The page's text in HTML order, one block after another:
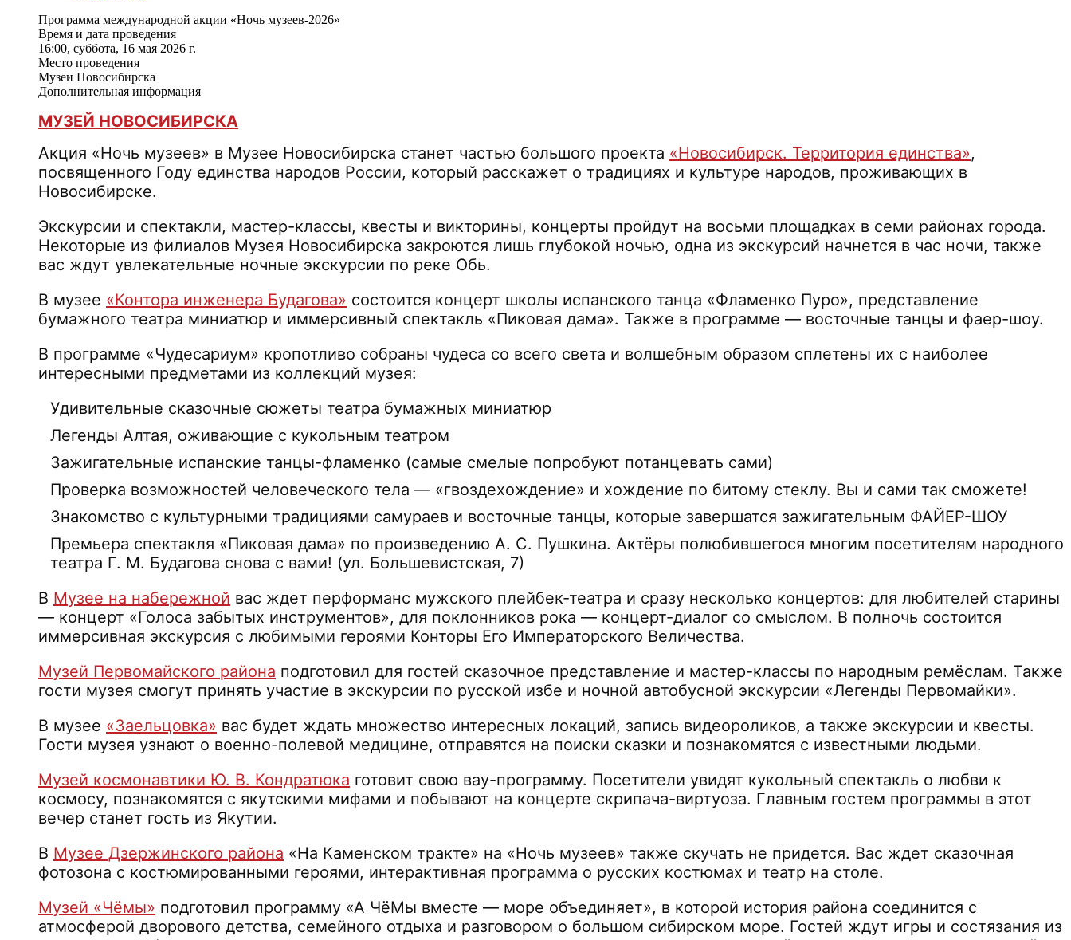
Программа международной акции «Ночь музеев-2026»
Время и дата проведения
16:00, суббота, 16 мая 2026 г.
Место проведения
Музеи Новосибирска
Дополнительная информация
МУЗЕЙ НОВОСИБИРСКА
Акция «Ночь музеев» в Музее Новосибирска станет частью большого проекта «Новосибирск. Территория единства»,
посвященного Году единства народов России, который расскажет о традициях и культуре народов, проживающих в
Новосибирске.
Экскурсии и спектакли, мастер-классы, квесты и викторины, концерты пройдут на восьми площадках в семи районах города.
Некоторые из филиалов Музея Новосибирска закроются лишь глубокой ночью, одна из экскурсий начнется в час ночи, также
вас ждут увлекательные ночные экскурсии по реке Обь.
В музее «Контора инженера Будагова» состоится концерт школы испанского танца «Фламенко Пуро», представление
бумажного театра миниатюр и иммерсивный спектакль «Пиковая дама». Также в программе — восточные танцы и фаер-шоу.
В программе «Чудесариум» кропотливо собраны чудеса со всего света и волшебным образом сплетены их с наиболее
интересными предметами из коллекций музея:
Удивительные сказочные сюжеты театра бумажных миниатюр
Легенды Алтая, оживающие с кукольным театром
Зажигательные испанские танцы-фламенко (самые смелые попробуют потанцевать сами)
Проверка возможностей человеческого тела — «гвоздехождение» и хождение по битому стеклу. Вы и сами так сможете!
Знакомство с культурными традициями самураев и восточные танцы, которые завершатся зажигательным ФАЙЕР-ШОУ
Премьера спектакля «Пиковая дама» по произведению А. С. Пушкина. Актёры полюбившегося многим посетителям народного
театра Г. М. Будагова снова с вами! (ул. Большевистская, 7)
В Музее на набережной вас ждет перформанс мужского плейбек-театра и сразу несколько концертов: для любителей старины
— концерт «Голоса забытых инструментов», для поклонников рока — концерт-диалог со смыслом. В полночь состоится
иммерсивная экскурсия с любимыми героями Конторы Его Императорского Величества.
Музей Первомайского района подготовил для гостей сказочное представление и мастер-классы по народным ремёслам. Также
гости музея смогут принять участие в экскурсии по русской избе и ночной автобусной экскурсии «Легенды Первомайки».
В музее «Заельцовка» вас будет ждать множество интересных локаций, запись видеороликов, а также экскурсии и квесты.
Гости музея узнают о военно-полевой медицине, отправятся на поиски сказки и познакомятся с известными людьми.
Музей космонавтики Ю. В. Кондратюка готовит свою вау-программу. Посетители увидят кукольный спектакль о любви к
космосу, познакомятся с якутскими мифами и побывают на концерте скрипача-виртуоза. Главным гостем программы в этот
вечер станет гость из Якутии.
В Музее Дзержинского района «На Каменском тракте» на «Ночь музеев» также скучать не придется. Вас ждет сказочная
фотозона с костюмированными героями, интерактивная программа о русских костюмах и театр на столе.
Музей «Чёмы» подготовил программу «А ЧёМы вместе — море объединяет», в которой история района соединится с
атмосферой дворового детства, семейного отдыха и разговором о большом сибирском море. Гостей ждут игры и состязания из